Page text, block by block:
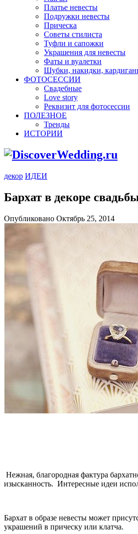
Платье невесты
Подружки невесты
Прическа
Советы стилиста
Туфли и сапожки
Украшения для невесты
Фаты и вуалетки
Шубки, накидки,
ФОТОСЕССИИ
Свадебные
Love story
Реквизит для фотосессии
ПОЛЕЗНОЕ
Тренды
ИСТОРИИ
декор ИДЕИ
Бархат в декоре
Опубликовано Октябрь 25, 2014
Нежная, благородная фактура
изысканность. Интересные идеи
Бархат в образе невесты может
украшений в прическу или клатча.